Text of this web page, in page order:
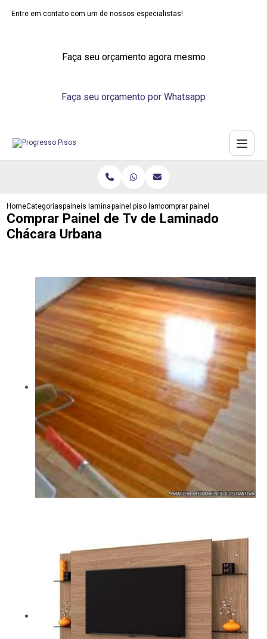
Entre em contato com um de nossos especialistas!
Faça seu orçamento agora mesmo
Faça seu orçamento por Whatsapp
HomeCategoriaspaineis laminadospainel piso laminadocomprar painel de tv de
Comprar Painel de Tv de Laminado
Chácara Urbana